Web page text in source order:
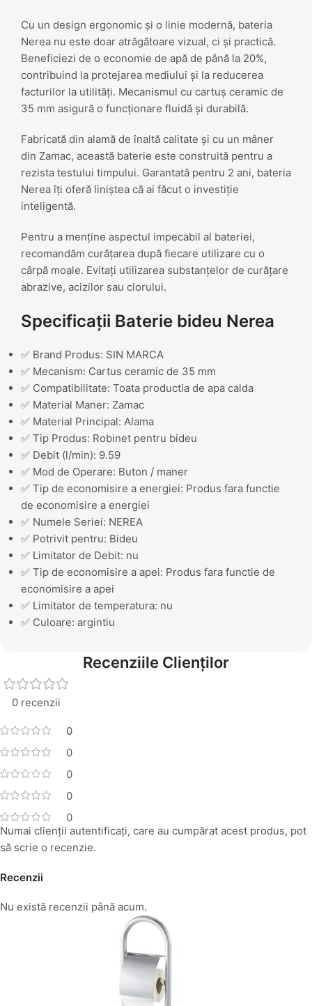
Cu un design ergonomic și o linie modernă, bateria
Nerea nu este doar atrăgătoare vizual, ci și practică.
Beneficiezi de o economie de apă de până la 20%,
contribuind la protejarea mediului și la reducerea
facturilor la utilități. Mecanismul cu cartuș ceramic de
35 mm asigură o funcționare fluidă și durabilă.
Fabricată din alamă de înaltă calitate și cu un mâner
din Zamac, această baterie este construită pentru a
rezista testului timpului. Garantată pentru 2 ani, bateria
Nerea îți oferă liniștea că ai făcut o investiție
inteligentă.
Pentru a menține aspectul impecabil al bateriei,
recomandăm curățarea după fiecare utilizare cu o
cârpă moale. Evitați utilizarea substanțelor de curățare
abrazive, acizilor sau clorului.
Specificații Baterie bideu Nerea
✅ Brand Produs: SIN MARCA
✅ Mecanism: Cartus ceramic de 35 mm
✅ Compatibilitate: Toata productia de apa calda
✅ Material Maner: Zamac
✅ Material Principal: Alama
✅ Tip Produs: Robinet pentru bideu
✅ Debit (l/min): 9.59
✅ Mod de Operare: Buton / maner
✅ Tip de economisire a energiei: Produs fara functie
de economisire a energiei
✅ Numele Seriei: NEREA
✅ Potrivit pentru: Bideu
✅ Limitator de Debit: nu
✅ Tip de economisire a apei: Produs fara functie de
economisire a apei
✅ Limitator de temperatura: nu
✅ Culoare: argintiu
Recenziile Clienților
0 recenzii
0
0
0
0
0
Recenzii
Nu există recenzii până acum.
Numai clienții autentificați, care au cumpărat acest produs, pot
să scrie o recenzie.